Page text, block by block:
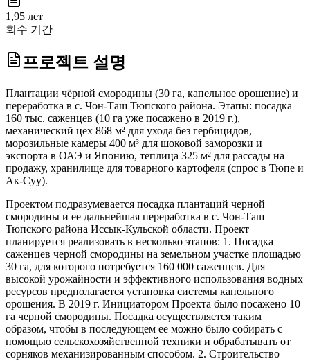
1,95 лет
회수 기간
프로젝트 설명
Плантации чёрной смородины (30 га, капельное орошение) и
переработка в с. Чон-Таш Тюпского района. Этапы: посадка
160 тыс. саженцев (10 га уже посажено в 2019 г.),
механический цех 868 м² для ухода без гербицидов,
морозильные камеры 400 м³ для шоковой заморозки и
экспорта в ОАЭ и Японию, теплица 325 м² для рассады на
продажу, хранилище для товарного картофеля (спрос в Тюпе и
Ак-Суу).
Проектом подразумевается посадка плантаций черной
смородины и ее дальнейшая переработка в с. Чон-Таш
Тюпского района Иссык-Кульской области. Проект
планируется реализовать в несколько этапов: 1. Посадка
саженцев черной смородины на земельном участке площадью
30 га, для которого потребуется 160 000 саженцев. Для
высокой урожайности и эффективного использования водных
ресурсов предполагается установка системы капельного
орошения. В 2019 г. Инициатором Проекта было посажено 10
га черной смородины. Посадка осуществляется таким
образом, чтобы в последующем ее можно было собирать с
помощью сельскохозяйственной техники и обрабатывать от
сорняков механизированным способом. 2. Строительство